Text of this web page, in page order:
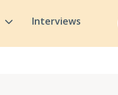
Interviews